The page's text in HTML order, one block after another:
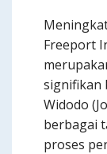
Freeport
signifikan
Widodo
berbagai
proses